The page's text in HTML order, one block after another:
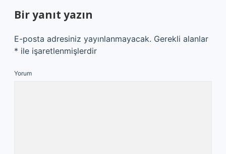
Bir yanıt yazın
E-posta adresiniz yayınlanmayacak. Gerekli alanlar
* ile işaretlenmişlerdir
Yorum